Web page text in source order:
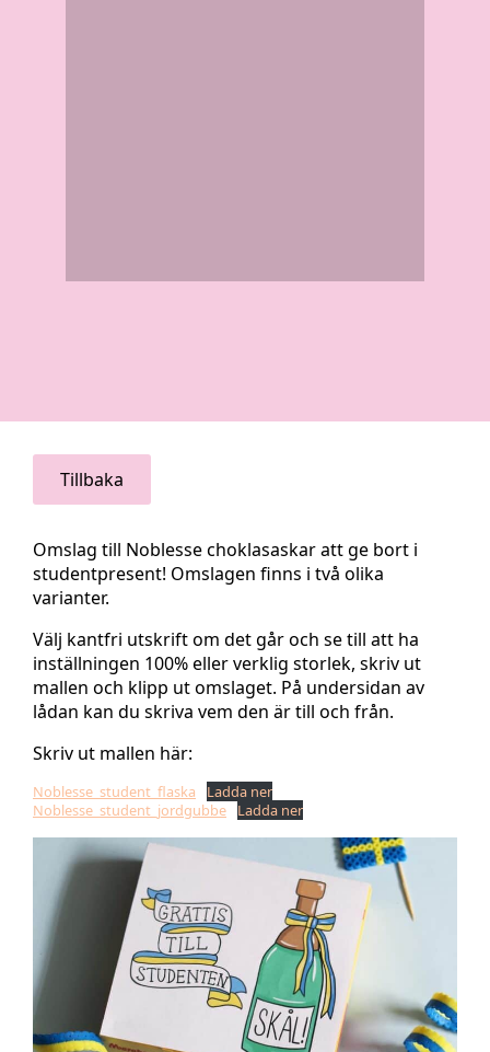
Tillbaka
Omslag till Noblesse choklasaskar att ge bort i
studentpresent! Omslagen finns i två olika
varianter.
Välj kantfri utskrift om det går och se till att ha
inställningen 100% eller verklig storlek, skriv ut
mallen och klipp ut omslaget. På undersidan av
lådan kan du skriva vem den är till och från.
Skriv ut mallen här:
Noblesse_student_flaska
Ladda ner
Noblesse_student_jordgubbe
Ladda ner